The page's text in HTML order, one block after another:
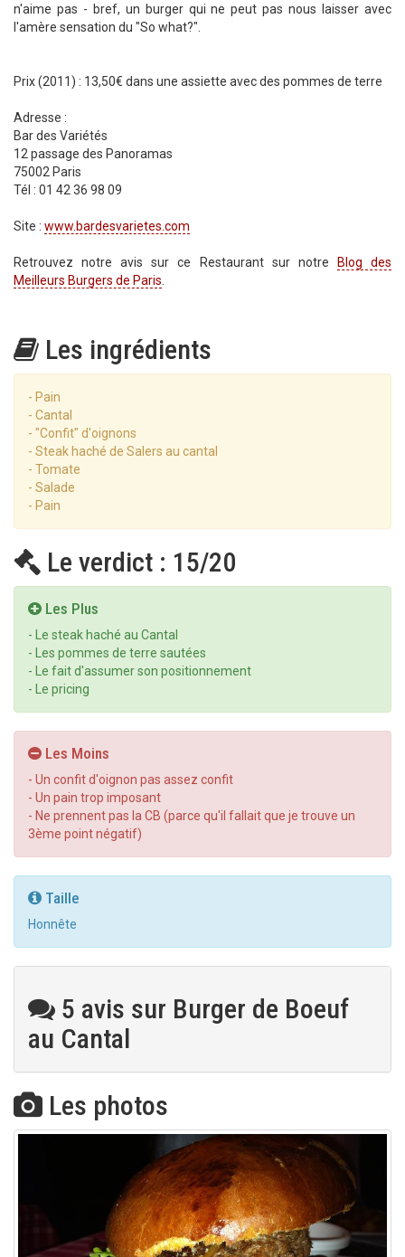
n'aime pas - bref, un burger qui ne peut pas nous laisser avec
l'amère sensation du "So what?".
Prix (2011) : 13,50€ dans une assiette avec des pommes de terre
Adresse :
Bar des Variétés
12 passage des Panoramas
75002 Paris
Tél : 01 42 36 98 09
Site : www.bardesvarietes.com
Retrouvez notre avis sur ce Restaurant sur notre
Blog des
Meilleurs Burgers de Paris
Les ingrédients
- Pain
- Cantal
- "Confit" d'oignons
- Steak haché de Salers au cantal
- Tomate
- Salade
- Pain
Le verdict : 15/20
Les Plus
- Le steak haché au Cantal
- Les pommes de terre sautées
- Le fait d'assumer son positionnement
- Le pricing
Les Moins
- Un confit d'oignon pas assez confit
- Un pain trop imposant
- Ne prennent pas la CB (parce qu'il fallait que je trouve un
3ème point négatif)
Taille
Honnête
5 avis sur Burger de Boeuf
au Cantal
Les photos